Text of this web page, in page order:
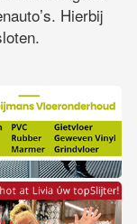
Hierbij